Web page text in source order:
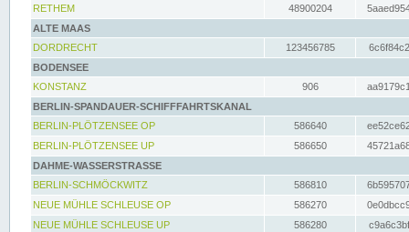
RETHEM
48900204
ALTE MAAS
DORDRECHT
123456785
BODENSEE
KONSTANZ
906
BERLIN-SPANDAUER-SCHIFFFAHRTSKANAL
BERLIN-PLÖTZENSEE OP
586640
BERLIN-PLÖTZENSEE UP
586650
DAHME-WASSERSTRASSE
BERLIN-SCHMÖCKWITZ
586810
NEUE MÜHLE SCHLEUSE OP
586270
NEUE MÜHLE SCHLEUSE UP
586280